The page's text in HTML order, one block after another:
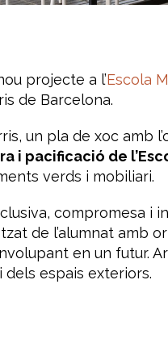
projecte a l’Escola
de Barcelona.
un pla de xoc amb
i pacificació de
verds i mobiliari.
compromesa
de l’alumnat amb
en un futur.
dels espais exteriors.